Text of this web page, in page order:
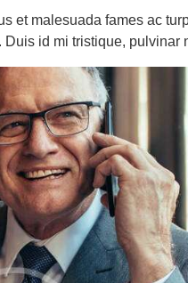
et malesuada fames ac
id mi tristique, pulvinar